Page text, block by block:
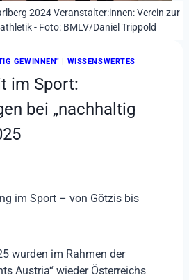
2024 Veranstalter:innen: Verein zur
- Foto: BMLV/Daniel Trippold
GEWINNEN" | WISSENSWERTES
im Sport:
bei „nachhaltig
im Sport – von Götzis bis
wurden im Rahmen der
Austria“ wieder Österreichs